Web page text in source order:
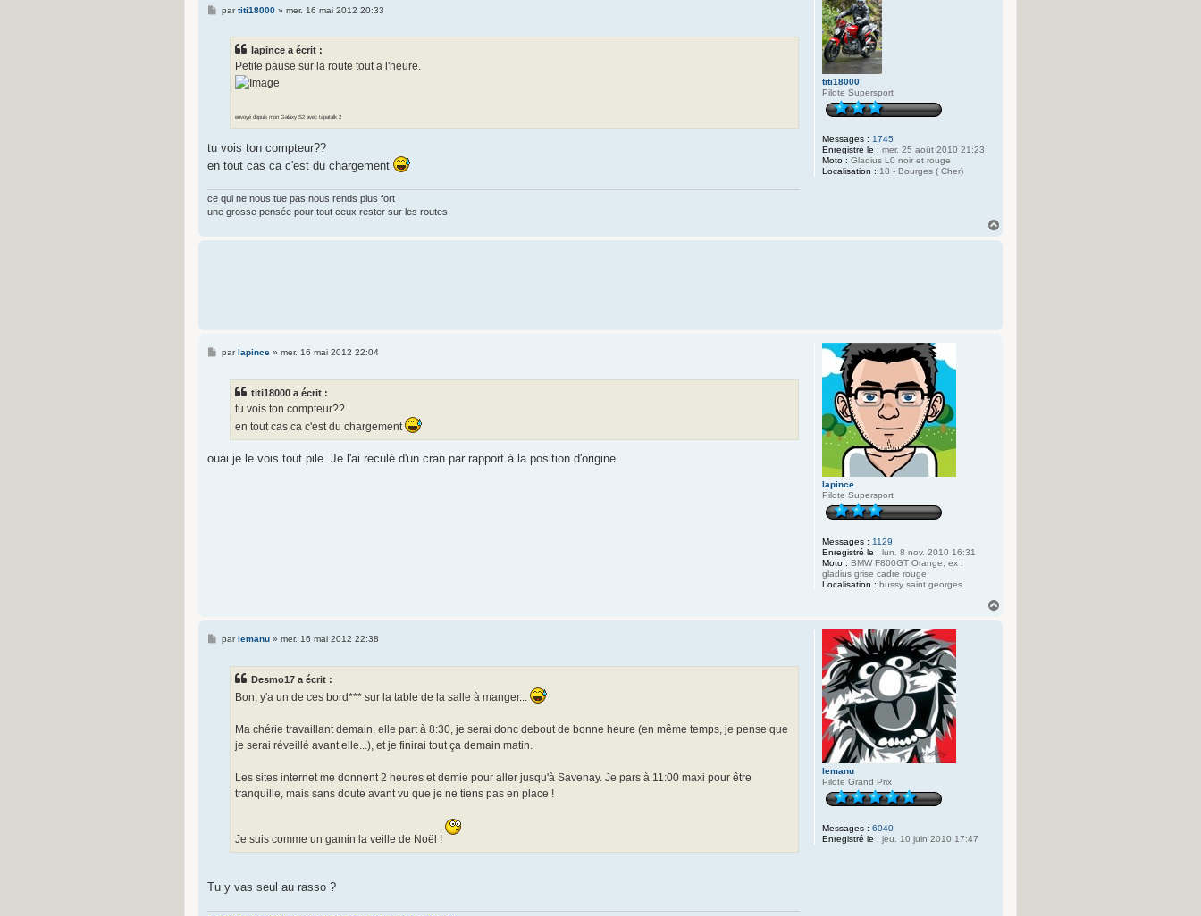
titi18000
Pilote Supersport
Messages : 1745
Enregistré le : mer. 25 août 2010 21:23
Moto : Gladius L0 noir et rouge
Localisation : 18 - Bourges ( Cher)
Mpartiti18000» mer. 16 mai 2012 20:33
lapince a écrit :
Petite pause sur la route tout a l'heure.
envoyé depuis mon Galaxy S2 avec tapatalk 2
tu vois ton compteur??
en tout cas ca c'est du chargement
ce qui ne nous tue pas nous rends plus fort
une grosse pensée pour tout ceux rester sur les routes
lapince
Pilote Supersport
Messages : 1129
Enregistré le : lun. 8 nov. 2010 16:31
Moto : BMW F800GT Orange, ex :
gladius grise cadre rouge
Localisation : bussy saint georges
Mparlapince» mer. 16 mai 2012 22:04
titi18000 a écrit :
tu vois ton compteur??
en tout cas ca c'est du chargement
ouai je le vois tout pile. Je l'ai reculé d'un cran par rapport à la position d'origine
lemanu
Pilote Grand Prix
Messages : 6040
Enregistré le : jeu. 10 juin 2010 17:47
Mparlemanu» mer. 16 mai 2012 22:38
Desmo17 a écrit :
Bon, y'a un de ces bord*** sur la table de la salle à manger...
Ma chérie travaillant demain, elle part à 8:30, je serai donc debout de bonne heure (en même temps, je pense que
je serai réveillé avant elle...), et je finirai tout ça demain matin.
Les sites internet me donnent 2 heures et demie pour aller jusqu'à Savenay. Je pars à 11:00 maxi pour être
tranquille, mais sans doute avant vu que je ne tiens pas en place !
Je suis comme un gamin la veille de Noël !
Tu y vas seul au rasso ?